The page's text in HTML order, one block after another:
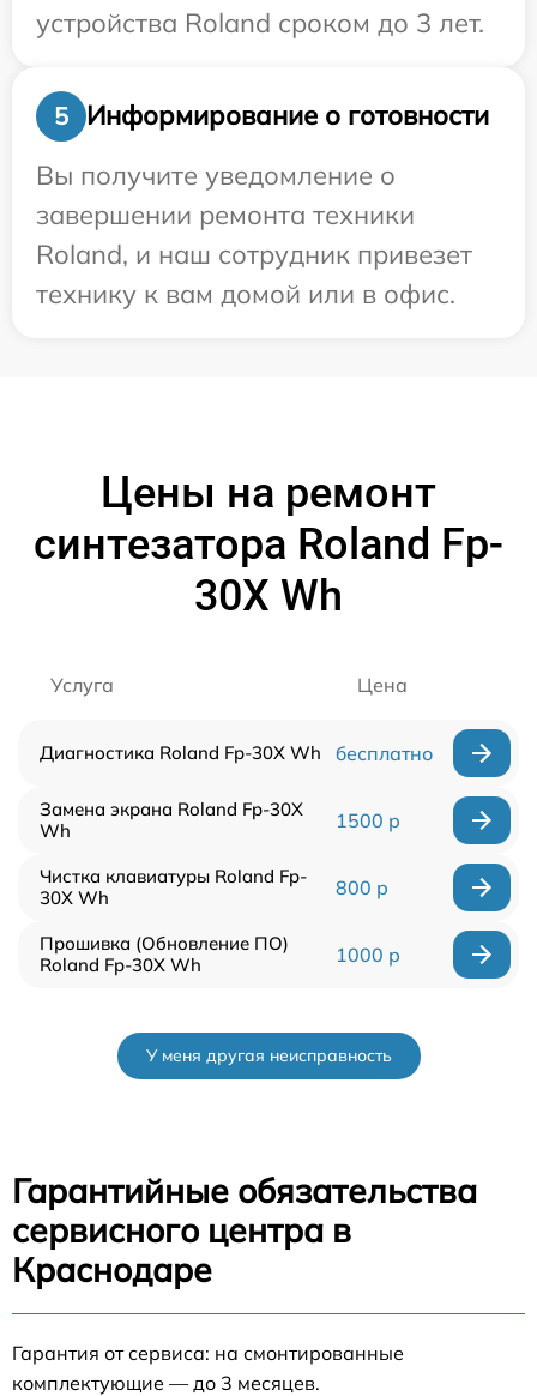
устройства Roland сроком до 3 лет.
5
Информирование о готовности
Вы получите уведомление о
завершении ремонта техники
Roland, и наш сотрудник привезет
технику к вам домой или в офис.
Цены на ремонт
синтезатора Roland Fp-
30X Wh
Услуга Цена
Диагностика Roland Fp-30X Wh бесплатно
Замена экрана Roland Fp-30X
Wh
1500 р
Чистка клавиатуры Roland Fp-
30X Wh
800 р
Прошивка (Обновление ПО)
Roland Fp-30X Wh
1000 р
У меня другая неисправность
Гарантийные обязательства
сервисного центра в
Краснодаре
Гарантия от сервиса: на смонтированные
комплектующие — до 3 месяцев.